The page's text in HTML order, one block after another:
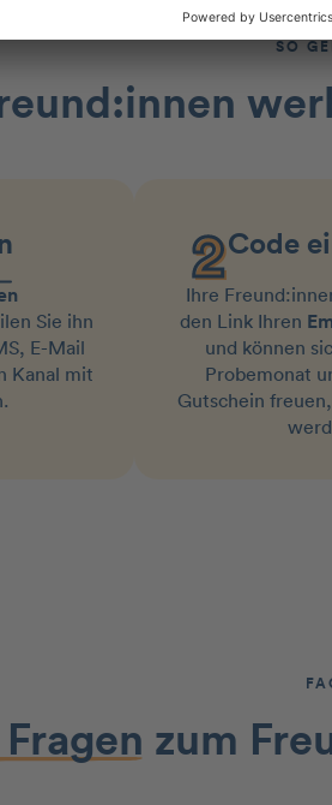
SO
Sie ihn
E-Mail
Kanal mit
Code
Ihre
den Link Ihren
und können
Probemonat
Gutschein
zum